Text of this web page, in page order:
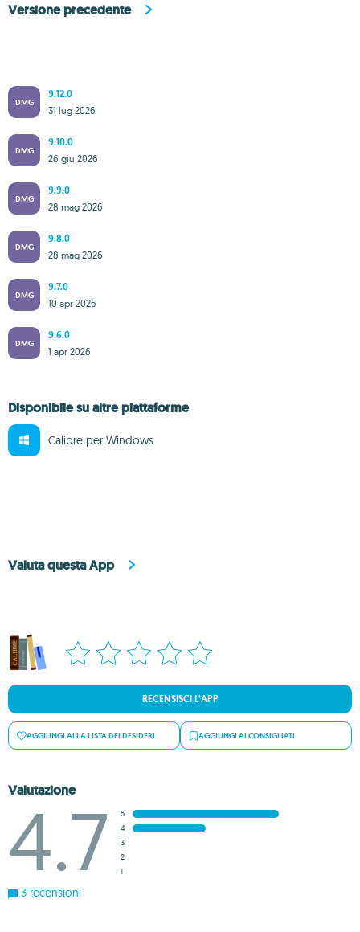
Versione precedente
DMG
9.12.0
31 lug 2026
DMG
9.10.0
26 giu 2026
DMG
9.9.0
28 mag 2026
DMG
9.8.0
28 mag 2026
DMG
9.7.0
10 apr 2026
DMG
9.6.0
1 apr 2026
Disponibile su altre piattaforme
Calibre per Windows
Valuta questa App
RECENSISCI L’APP
AGGIUNGI ALLA LISTA DEI DESIDERI AGGIUNGI AI CONSIGLIATI
Valutazione
4.7
5
4
3
2
1
3 recensioni